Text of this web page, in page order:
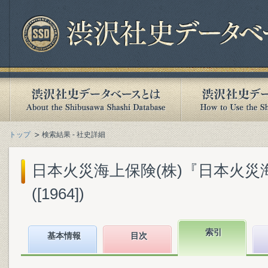
トップ 検索結果 - 社史詳細
日本火災海上保険(株)『日本火
([1964])
基本情報 目次 索引